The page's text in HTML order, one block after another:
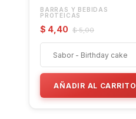
BARRAS Y BEBIDAS
PROTEICAS
$ 4,40 $ 5,00
AÑADIR AL CARRITO